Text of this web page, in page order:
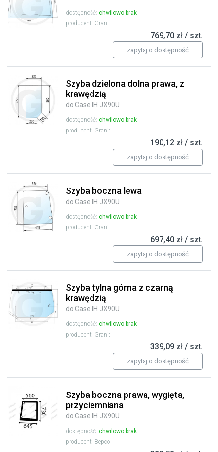
dostępność: chwilowo brak
producent: Granit
769,70 zł / szt.
zapytaj o dostępność
Szyba dzielona dolna prawa, z
krawędzią
do Case IH JX90U
dostępność: chwilowo brak
producent: Granit
190,12 zł / szt.
zapytaj o dostępność
Szyba boczna lewa
do Case IH JX90U
dostępność: chwilowo brak
producent: Granit
697,40 zł / szt.
zapytaj o dostępność
Szyba tylna górna z czarną
krawędzią
do Case IH JX90U
dostępność: chwilowo brak
producent: Granit
339,09 zł / szt.
zapytaj o dostępność
Szyba boczna prawa, wygięta,
przyciemniana
do Case IH JX90U
dostępność: chwilowo brak
producent: Bepco